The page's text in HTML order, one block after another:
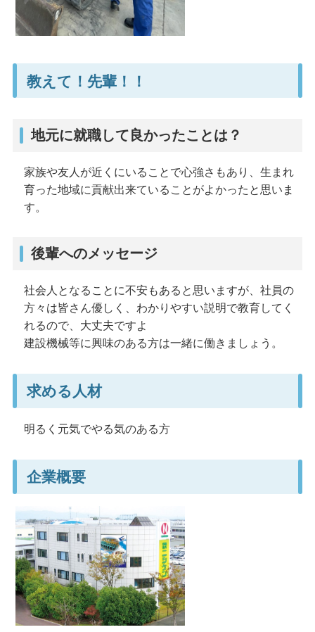
教えて！先輩！！
地元に就職して良かったことは？
家族や友人が近くにいることで心強さもあり、生まれ
育った地域に貢献出来ていることがよかったと思いま
す。
後輩へのメッセージ
社会人となることに不安もあると思いますが、社員の
方々は皆さん優しく、わかりやすい説明で教育してく
れるので、大丈夫ですよ
建設機械等に興味のある方は一緒に働きましょう。
求める人材
明るく元気でやる気のある方
企業概要